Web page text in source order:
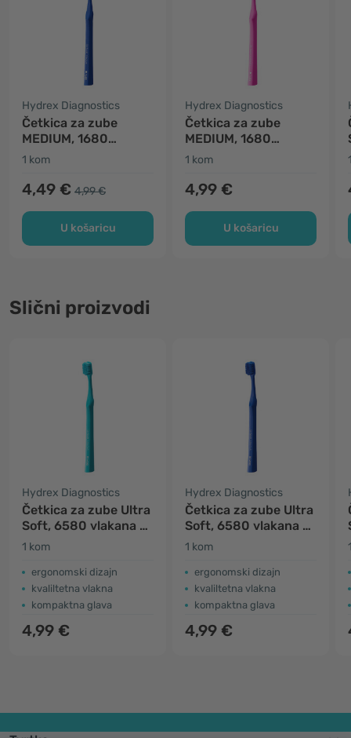
Hydrex Diagnostics
Četkica za zube
MEDIUM, 1680
vlakana - plava
1 kom
4,49 € 4,99 €
U košaricu
Hydrex Diagnostics
Četkica za zube
MEDIUM, 1680
vlakana - ružičasta
1 kom
4,99 €
U košaricu
Slični proizvodi
Hydrex Diagnostics
Četkica za zube Ultra
Soft, 6580 vlakana -
mint
1 kom
ergonomski dizajn
kvaliltetna vlakna
kompaktna glava
4,99 €
Hydrex Diagnostics
Četkica za zube Ultra
Soft, 6580 vlakana -
plava
1 kom
ergonomski dizajn
kvaliltetna vlakna
kompaktna glava
4,99 €